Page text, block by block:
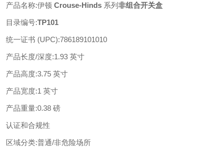
产品名称:伊顿 Crouse-Hinds 系列 非组合开关盒
目录编号:TP101
统一证书 (UPC):786189101010
产品长度/深度:1.93 英寸
产品高度:3.75 英寸
产品宽度:1 英寸
产品重量:0.38 磅
认证和合规性
区域分类:普通/非危险场所